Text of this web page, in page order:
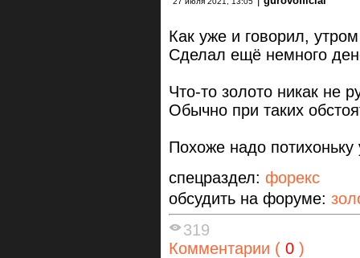
Как уже и говорил,
Сделал ещё немного
Что-то золото никак не
Обычно при таких
Похоже надо
спецраздел: форекс
обсудить на форуме:
319
Комментарии ( 0 )